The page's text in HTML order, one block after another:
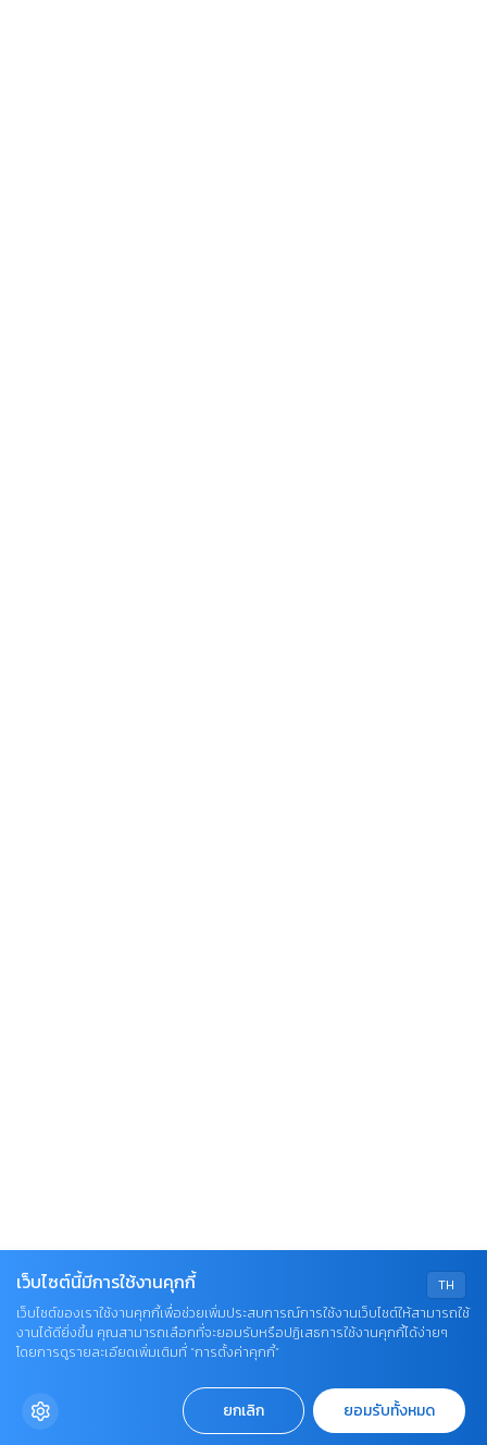
TH
เว็บไซต์นี้มีการใช้งานคุกกี้
เว็บไซต์ของเราใช้งานคุกกี้เพื่อช่วยเพิ่มประสบการณ์การใช้งานเว็บไซต์ให้สามารถใช้
งานได้ดียิ่งขึ้น คุณสามารถเลือกที่จะยอมรับหรือปฏิเสธการใช้งานคุกกี้ได้ง่ายๆ
โดยการดูรายละเอียดเพิ่มเติมที่ “การตั้งค่าคุกกี้”
ยกเลิก ยอมรับทั้งหมด